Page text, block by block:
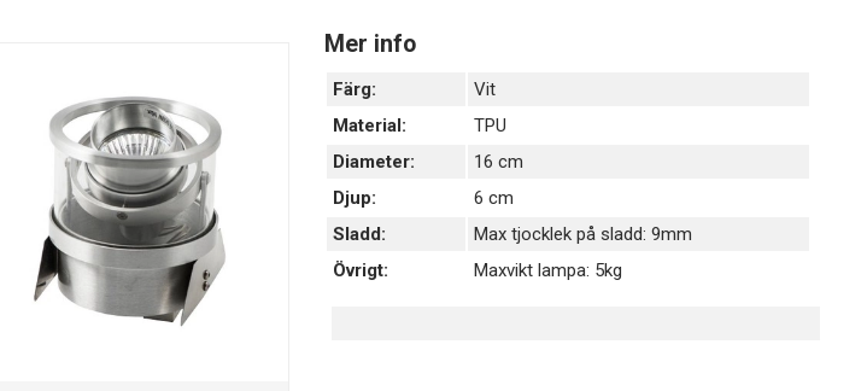
Mer info
Färg:
Vit
Material:
TPU
Diameter:
16 cm
Djup:
6 cm
Sladd:
Max tjocklek på sladd: 9mm
Övrigt:
Maxvikt lampa: 5kg